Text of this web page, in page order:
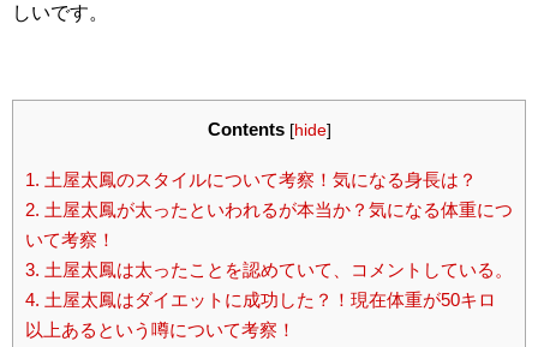
しいです。
Contents [hide]
1. 土屋太鳳のスタイルについて考察！気になる身長は？
2. 土屋太鳳が太ったといわれるが本当か？気になる体重につ
いて考察！
3. 土屋太鳳は太ったことを認めていて、コメントしている。
4. 土屋太鳳はダイエットに成功した？！現在体重が50キロ
以上あるという噂について考察！